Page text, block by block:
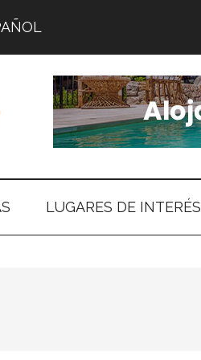
LUGARES DE INTERÉS